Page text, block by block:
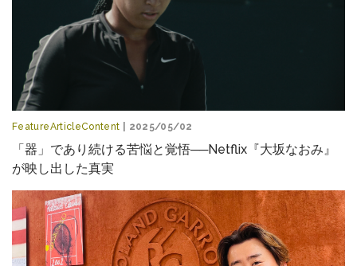
FeatureArticleContent | 2025/05/02
「器」であり続ける苦悩と覚悟──Netflix『大坂なおみ』
が映し出した真実